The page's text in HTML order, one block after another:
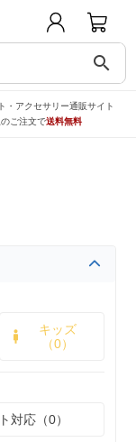
search
・アクセサリー通販サイト
ご注文で送料無料
キッズ
（0）
対応（0）